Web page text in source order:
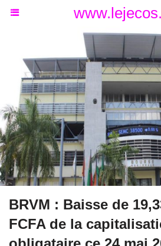
BRVM : Baisse de
FCFA de la